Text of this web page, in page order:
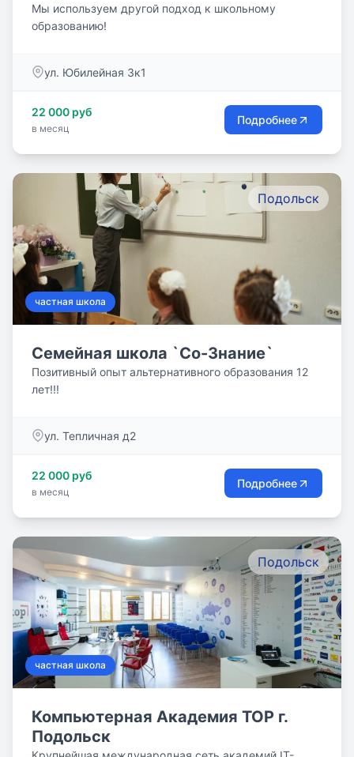
Мы используем другой подход к школьному
образованию!
ул. Юбилейная 3к1
22 000 руб
в месяц
Подробнее
Подольск
частная школа
Семейная школа `Со-Знание`
Позитивный опыт альтернативного образования 12
лет!!!
ул. Тепличная д2
22 000 руб
в месяц
Подробнее
Подольск
частная школа
Компьютерная Академия TOP г.
Подольск